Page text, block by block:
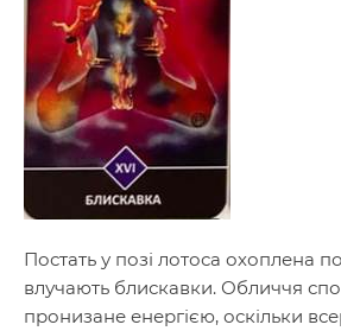
Постать у позі лотоса охоплена
влучають блискавки. Обличчя
пронизане енергією, оскільки